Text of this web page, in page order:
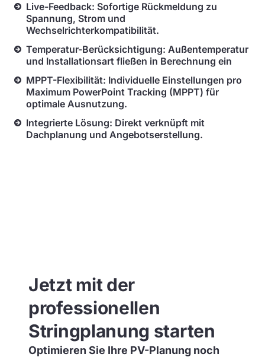
Live-Feedback: Sofortige Rückmeldung zu
Spannung, Strom und
Wechselrichterkompatibilität.
Temperatur-Berücksichtigung: Außentemperatur
und Installationsart fließen in Berechnung ein
MPPT-Flexibilität: Individuelle Einstellungen pro
Maximum PowerPoint Tracking (MPPT) für
optimale Ausnutzung.
Integrierte Lösung: Direkt verknüpft mit
Dachplanung und Angebotserstellung.
Jetzt mit der
professionellen
Stringplanung starten
Optimieren Sie Ihre PV-Planung noch